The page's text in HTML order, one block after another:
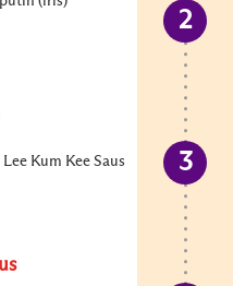
Kum Kee Saus